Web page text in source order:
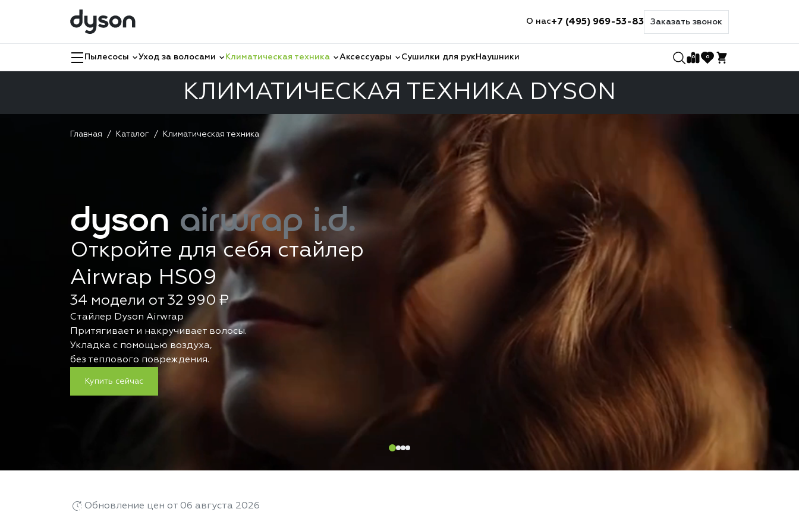
О нас+7 (495) 969-53-83 Заказать звонок
Пылесосы Уход за волосами Климатическая техника Аксессуары Сушилки для рукНаушники 0 0
КЛИМАТИЧЕСКАЯ ТЕХНИКА DYSON
Главная Каталог Климатическая техника
dyson airwrap i.d.
Откройте для себя стайлер
Airwrap HS09
34 модели от 32 990 ₽
Стайлер Dyson Airwrap
Притягивает и накручивает волосы.
Укладка с помощью воздуха,
без теплового повреждения.
Купить сейчас
Обновление цен от 06 августа 2026